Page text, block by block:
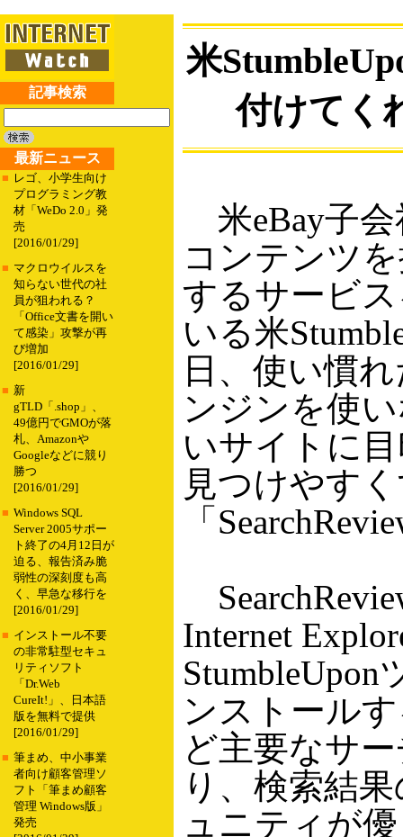
記事検索
最新ニュース
■ レゴ、小学生向け
プログラミング教
材「WeDo 2.0」発
売
[2016/01/29]
■ マクロウイルスを
知らない世代の社
員が狙われる？
「Office文書を開い
て感染」攻撃が再
び増加
[2016/01/29]
■ 新
gTLD「.shop」、
49億円でGMOが落
札、Amazonや
Googleなどに競り
勝つ
[2016/01/29]
■ Windows SQL
Server 2005サポー
ト終了の4月12日が
迫る、報告済み脆
弱性の深刻度も高
く、早急な移行を
[2016/01/29]
■ インストール不要
の非常駐型セキュ
リティソフト
「Dr.Web
CureIt!」、日本語
版を無料で提供
[2016/01/29]
■ 筆まめ、中小事業
者向け顧客管理ソ
フト「筆まめ顧客
管理 Windows版」
発売
米
付けてく
米eBay子会
コンテンツ
するサービ
いる米
日、使い慣
ンジンを使
いサイトに
見つけやす
「
Internet
ンストール
ど主要なサ
り、検索結
ュニティが